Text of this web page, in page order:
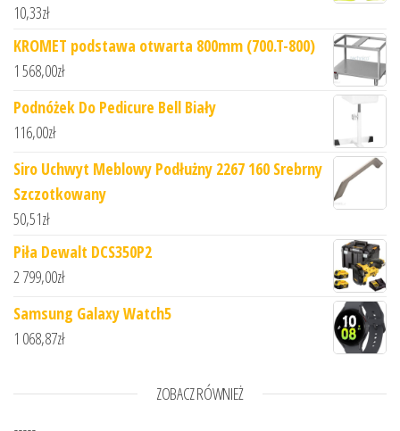
10,33zł
KROMET podstawa otwarta 800mm (700.T-800)
1 568,00zł
Podnóżek Do Pedicure Bell Biały
116,00zł
Siro Uchwyt Meblowy Podłużny 2267 160 Srebrny
Szczotkowany
50,51zł
Piła Dewalt DCS350P2
2 799,00zł
Samsung Galaxy Watch5
1 068,87zł
ZOBACZ RÓWNIEŻ